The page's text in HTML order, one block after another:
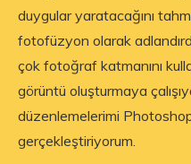
duygular yaratacağını
fotofüzyon olarak
çok fotoğraf katmanını
görüntü oluşturmaya
düzenlemelerimi
gerçekleştiriyorum.